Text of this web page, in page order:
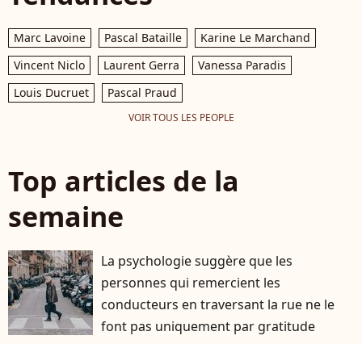
Marc Lavoine Pascal Bataille
Karine Le Marchand
Vincent Niclo
Laurent Gerra
Vanessa Paradis
Louis Ducruet
Pascal Praud
VOIR TOUS LES PEOPLE
Top articles de la
semaine
La psychologie suggère que les
personnes qui remercient les
conducteurs en traversant la rue ne le
font pas uniquement par gratitude